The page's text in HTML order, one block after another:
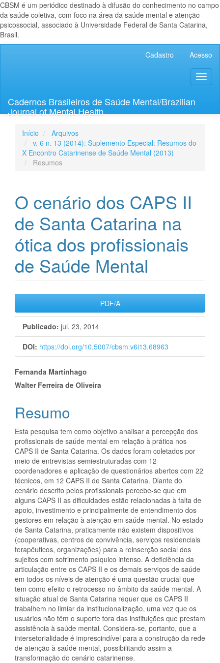
CBSM é um periódico destinado à difusão do conhecimento no campo
da saúde coletiva, com foco na área da saúde mental e atenção
psicossocial, associado à Universidade Federal de Santa Catarina,
Brasil.
Lateral
Cadastro Acesso
Cadernos Brasileiros de Saúde Mental/Brazilian
Journal of Mental Health
Início
Arquivos
v. 6 n. 13 (2014): Suplemento Especial: Resumos do
X Encontro Catarinense de Saúde Mental (2013)
Resumos
O cenário dos CAPS II
de Santa Catarina na
ótica dos profissionais
de Saúde Mental
Barra
lateral
de
artigos
PDF/A
Publicado: jul. 23, 2014
DOI: https://doi.org/10.5007/cbsm.v6i13.68963
Conteúdo
do
artigo
principal
Fernanda Martinhago
Walter Ferreira de Oliveira
Resumo
Esta pesquisa tem como objetivo analisar a percepção dos
profissionais de saúde mental em relação à prática nos
CAPS II de Santa Catarina. Os dados foram coletados por
meio de entrevistas semiestruturadas com 12
coordenadores e aplicação de questionários abertos com 22
técnicos, em 12 CAPS II de Santa Catarina. Diante do
cenário descrito pelos profissionais percebe-se que em
alguns CAPS II as dificuldades estão relacionadas à falta de
apoio, investimento e principalmente de entendimento dos
gestores em relação à atenção em saúde mental. No estado
de Santa Catarina, praticamente não existem dispositivos
(cooperativas, centros de convivência, serviços residenciais
terapêuticos, organizações) para a reinserção social dos
sujeitos com sofrimento psíquico intenso. A deficiência da
articulação entre os CAPS II e os demais serviços de saúde
em todos os níveis de atenção é uma questão crucial que
tem como efeito o retrocesso no âmbito da saúde mental. A
situação atual de Santa Catarina requer que os CAPS II
trabalhem no limiar da institucionalização, uma vez que os
usuários não têm o suporte fora das instituições que prestam
assistência à saúde mental. Considera-se, portanto, que a
intersetorialidade é imprescindível para a construção da rede
de atenção à saúde mental, possibilitando assim a
transformação do cenário catarinense.